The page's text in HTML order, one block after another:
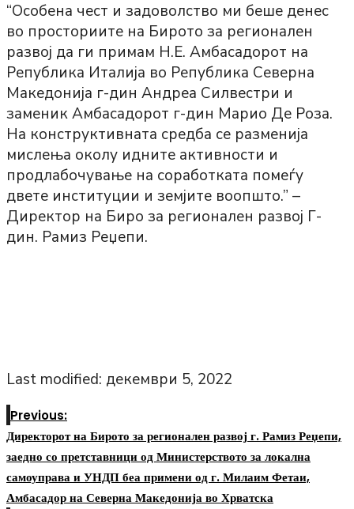
“Особена чест и задоволство ми беше денес
во просториите на Бирото за регионален
развој да ги примам Н.Е. Амбасадорот на
Република Италија во Република Северна
Македонија г-дин Андреа Силвестри и
заменик Амбасадорот г-дин Марио Де Роза.
На конструктивната средба се разменија
мислења околу идните активности и
продлабочување на соработката помеѓу
двете институции и земјите воопшто.” –
Директор на Биро за регионален развој Г-
дин. Рамиз Реџепи.
Last modified: декември 5, 2022
Previous:
Директорот на Бирото за регионален развој г. Рамиз Реџепи,
заедно со претставници од Министерството за локална
самоуправа и УНДП беа примени од г. Милаим Фетаи,
Амбасадор на Северна Македонија во Хрватска